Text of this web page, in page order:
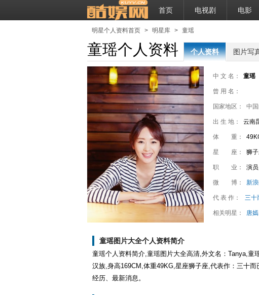
首页 电视剧 电影
明星个人资料首页 > 明星库 > 童瑶
童瑶个人资料 个人资料 图片写
中 文 名： 童瑶
曾 用 名：
国家地区： 中
出 生 地： 云南
体 重：
星 座： 狮
职 业： 演员
微 博： 新
代 表 作： 三十
相关明星： 唐嫣
童瑶图片大全个人资料简介
童瑶个人资料简介,童瑶图片大全高清,外文名：Tanya,
汉族,身高169CM,体重49KG,星座狮子座,代表作：三十
经历、最新消息。